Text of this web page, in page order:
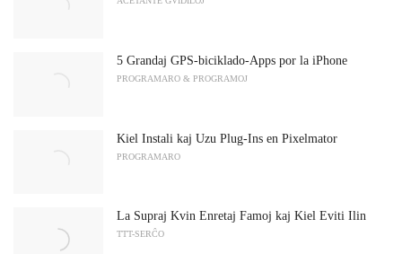
5 Grandaj GPS-biciklado-Apps por la iPhone
PROGRAMARO & PROGRAMOJ
Kiel Instali kaj Uzu Plug-Ins en Pixelmator
PROGRAMARO
La Supraj Kvin Enretaj Famoj kaj Kiel Eviti Ilin
TTT-SERĈO